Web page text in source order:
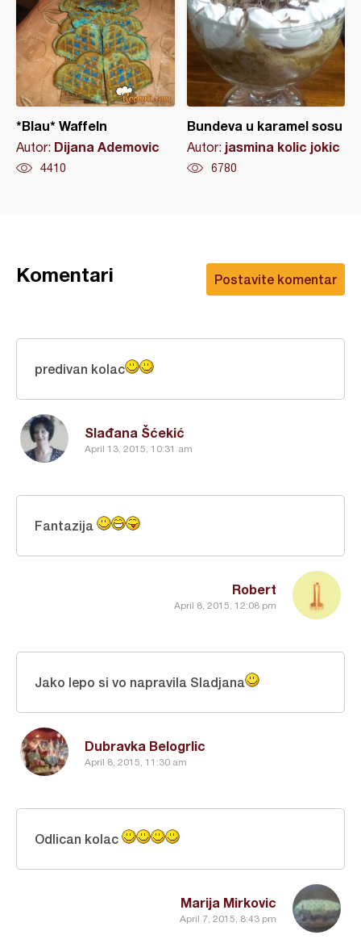
*Blau* Waffeln
Autor: Dijana Ademovic
4410
Bundeva u karamel sosu
Autor: jasmina kolic jokic
6780
Postavite komentar
Komentari
Slađana Šćekić
April 13, 2015, 10:31 am
predivan kolac
Robert
April 8, 2015, 12:08 pm
Fantazija
Dubravka Belogrlic
April 8, 2015, 11:30 am
Jako lepo si vo napravila Sladjana
Marija Mirkovic
April 7, 2015, 8:43 pm
Odlican kolac